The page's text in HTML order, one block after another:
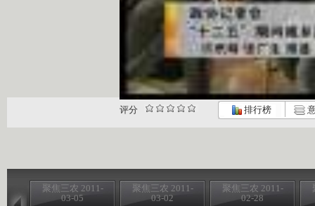
评分 排行榜
聚焦三农 2011-
03-05
聚焦三农 2011-
03-02
聚焦三农 2011-
02-28